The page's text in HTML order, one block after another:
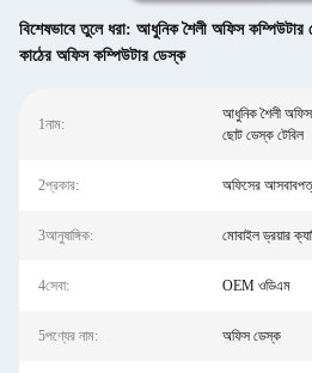
বিশেষভাবে তুলে ধরা: আধুনিক শৈলী অফিস কম্পিউটার
কাঠের অফিস কম্পিউটার ডেস্ক
1নাম:
আধুনিক শৈলী
ছোট ডেস্ক টেবিল
2প্রকার: অফিসের
3আনুষাঙ্গিক: মোবাইল ড্রয়ার
4সেবা: OEM ওডিএম
5পণ্যের নাম: অফিস ডেস্ক